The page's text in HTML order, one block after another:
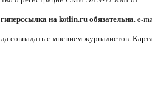
гиперссылка на kotlin.ru обязательна. e-
совпадать с мнением журналистов.